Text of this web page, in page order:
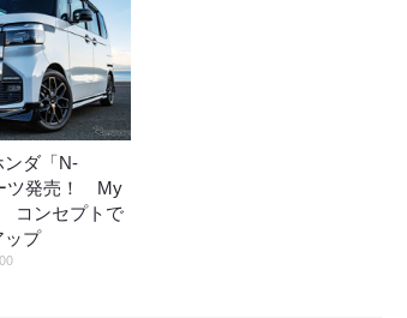
ンダ「N-
ツ発売！ My
コンセプトで
ップ